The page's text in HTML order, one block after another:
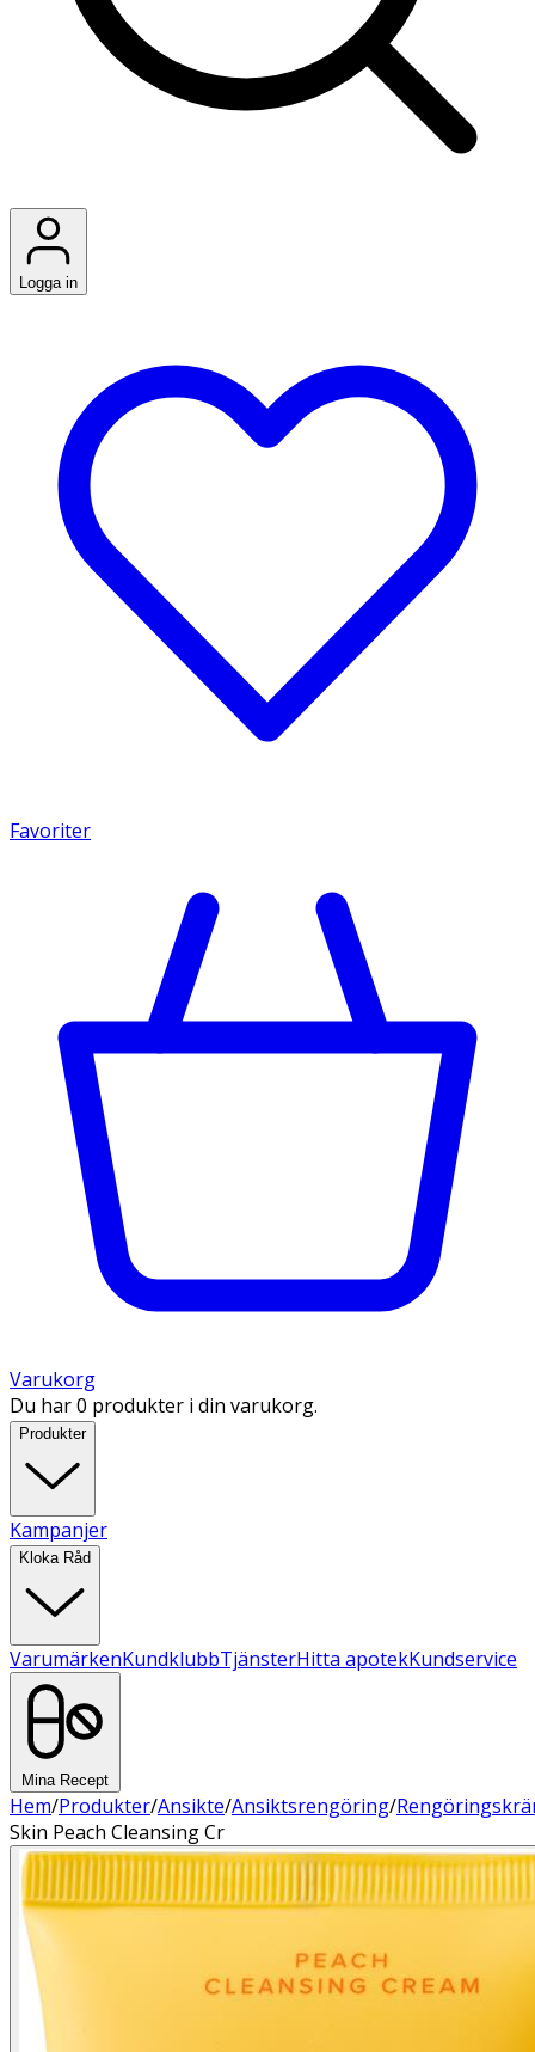
Logga in
Favoriter
Varukorg
Du har 0 produkter i din varukorg.
Produkter
Kampanjer
Kloka Råd
VarumärkenKundklubbTjänsterHitta apotekKundservice
Mina Recept
Hem/Produkter/Ansikte/Ansiktsrengöring/
Skin Peach Cleansing Cr